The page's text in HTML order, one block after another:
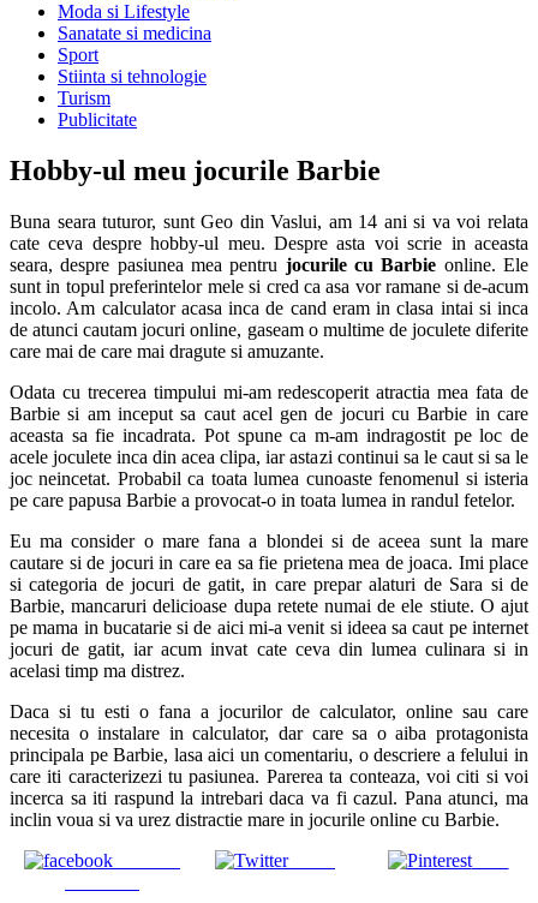
Moda si Lifestyle
Sanatate si medicina
Sport
Stiinta si tehnologie
Turism
Publicitate
Hobby-ul meu jocurile Barbie
Buna seara tuturor, sunt Geo din Vaslui, am 14 ani si va voi relata
cate ceva despre hobby-ul meu. Despre asta voi scrie in aceasta
seara, despre pasiunea mea pentru jocurile cu Barbie online. Ele
sunt in topul preferintelor mele si cred ca asa vor ramane si de-acum
incolo. Am calculator acasa inca de cand eram in clasa intai si inca
de atunci cautam jocuri online, gaseam o multime de joculete diferite
care mai de care mai dragute si amuzante.
Odata cu trecerea timpului mi-am redescoperit atractia mea fata de
Barbie si am inceput sa caut acel gen de jocuri cu Barbie in care
aceasta sa fie incadrata. Pot spune ca m-am indragostit pe loc de
acele joculete inca din acea clipa, iar astazi continui sa le caut si sa le
joc neincetat. Probabil ca toata lumea cunoaste fenomenul si isteria
pe care papusa Barbie a provocat-o in toata lumea in randul fetelor.
Eu ma consider o mare fana a blondei si de aceea sunt la mare
cautare si de jocuri in care ea sa fie prietena mea de joaca. Imi place
si categoria de jocuri de gatit, in care prepar alaturi de Sara si de
Barbie, mancaruri delicioase dupa retete numai de ele stiute. O ajut
pe mama in bucatarie si de aici mi-a venit si ideea sa caut pe internet
jocuri de gatit, iar acum invat cate ceva din lumea culinara si in
acelasi timp ma distrez.
Daca si tu esti o fana a jocurilor de calculator, online sau care
necesita o instalare in calculator, dar care sa o aiba protagonista
principala pe Barbie, lasa aici un comentariu, o descriere a felului in
care iti caracterizezi tu pasiunea. Parerea ta conteaza, voi citi si voi
incerca sa iti raspund la intrebari daca va fi cazul. Pana atunci, ma
inclin voua si va urez distractie mare in jocurile online cu Barbie.
Tweet Save